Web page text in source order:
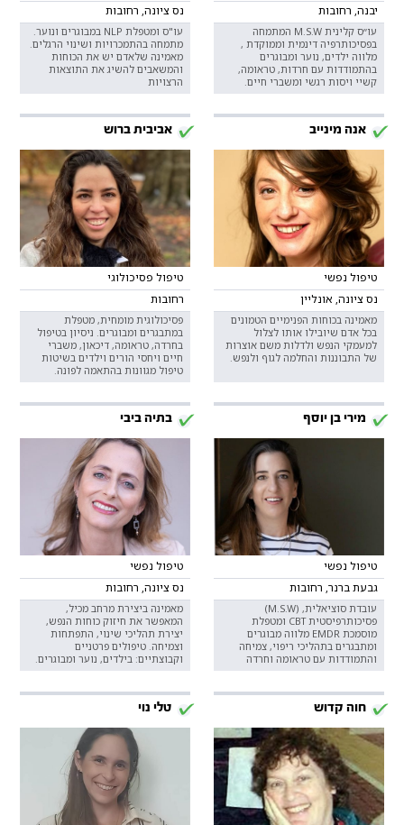
יבנה, רחובות
עו״ס קלינית M.S.W המתמחה
בפסיכותרפיה דינמית וממוקדת ,
מלווה ילדים, נוער ומבוגרים
בהתמודדות עם חרדות, טראומה,
קשיי ויסות רגשי ומשברי חיים.
נס ציונה, רחובות
עו"ס ומטפלת NLP במבוגרים ונוער.
מתמחה בהתמכרויות ושינוי הרגלים.
מאמינה שלאדם יש את הכוחות
והמשאבים להשיג את התוצאות
הרצויות
אנה מינייב
טיפול נפשי
נס ציונה, אונליין
מאמינה בכוחות הפנימיים הטמונים
בכל אדם שיובילו אותו לצלול
למעמקי הנפש ולדלות משם אוצרות
של התבוננות והחלמה לגוף ולנפש.
אביבית ברוש
טיפול פסיכולוגי
רחובות
פסיכולוגית מומחית, מטפלת
במתבגרים ומבוגרים. ניסיון בטיפול
בחרדה, טראומה, דיכאון, משברי
חיים ויחסי הורים וילדים בשיטות
טיפול מגוונות בהתאמה לפונה.
מירי בן יוסף
טיפול נפשי
גבעת ברנר, רחובות
עובדת סוציאלית, (M.S.W)
פסיכותרפיסטית CBT ומטפלת
מוסמכת EMDR מלווה מבוגרים
ומתבגרים בתהליכי ריפוי, צמיחה
והתמודדות עם טראומה וחרדה
בתיה ביבי
טיפול נפשי
נס ציונה, רחובות
מאמינה ביצירת מרחב מכיל,
המאפשר את חיזוק כוחות הנפש,
יצירת תהליכי שינוי, התפתחות
וצמיחה. טיפולים פרטניים
וקבוצתיים: בילדים, נוער ומבוגרים.
חוה קדוש טלי נוי